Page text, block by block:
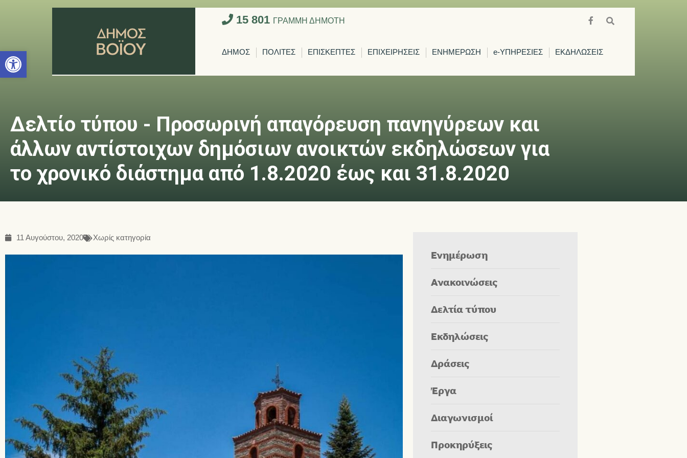
Ανοίξτε τη γραμμή εργαλείων
15 801 ΓΡΑΜΜΗ ΔΗΜΟΤΗ
ΔΗΜΟΣ ΠΟΛΙΤΕΣ ΕΠΙΣΚΕΠΤΕΣ ΕΠΙΧΕΙΡΗΣΕΙΣ ΕΝΗΜΕΡΩΣΗ e-ΥΠΗΡΕΣΙΕΣ ΕΚΔΗΛΩΣΕΙΣ
Δελτίο τύπου - Προσωρινή απαγόρευση πανηγύρεων και
άλλων αντίστοιχων δημόσιων ανοικτών εκδηλώσεων για
το χρονικό διάστημα από 1.8.2020 έως και 31.8.2020
11 Αυγούστου, 2020 Χωρίς κατηγορία
Ενημέρωση
Ανακοινώσεις
Δελτία τύπου
Εκδηλώσεις
Δράσεις
Έργα
Διαγωνισμοί
Προκηρύξεις